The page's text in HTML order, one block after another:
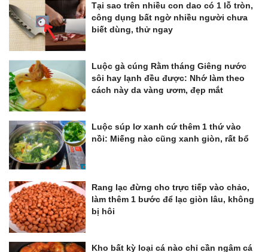
Tại sao trên nhiều con dao có 1 lỗ tròn,
công dụng bất ngờ nhiều người chưa
biết dùng, thử ngay
Luộc gà cúng Rằm tháng Giêng nước
sôi hay lạnh đều được: Nhớ làm theo
cách này da vàng ươm, đẹp mắt
Luộc súp lơ xanh cứ thêm 1 thứ vào
nồi: Miếng nào cũng xanh giòn, rất bổ
Rang lạc đừng cho trực tiếp vào chảo,
làm thêm 1 bước để lạc giòn lâu, không
bị hôi
Kho bất kỳ loại cá nào chỉ cần ngâm cá